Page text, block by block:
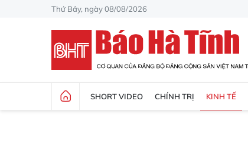
Thứ Bảy, ngày 08/08/2026
SHORT VIDEO CHÍNH TRỊ KINH TẾ